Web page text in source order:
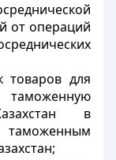
от операций
товаров для
в